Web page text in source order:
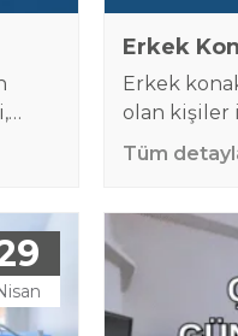
Erkek
Erkek
olan kişiler
güvenlik,
konum ve
yoğun ve
yer bulmak
Özellikle
çalışanlar,
Tüm